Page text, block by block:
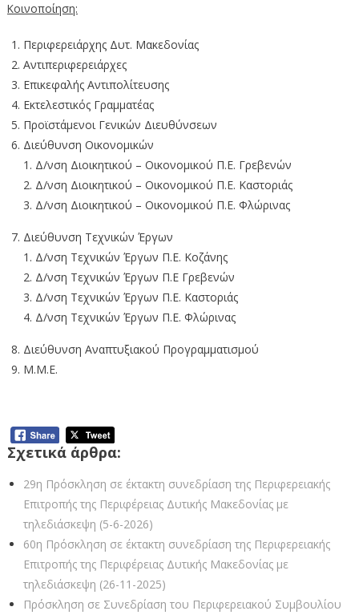
Κοινοποίηση:
Περιφερειάρχης Δυτ. Μακεδονίας
Αντιπεριφερειάρχες
Επικεφαλής Αντιπολίτευσης
Εκτελεστικός Γραμματέας
Προϊστάμενοι Γενικών Διευθύνσεων
Διεύθυνση Οικονομικών
Δ/νση Διοικητικού – Οικονομικού Π.Ε. Γρεβενών
Δ/νση Διοικητικού – Οικονομικού Π.Ε. Καστοριάς
Δ/νση Διοικητικού – Οικονομικού Π.Ε. Φλώρινας
Διεύθυνση Τεχνικών Έργων
Δ/νση Τεχνικών Έργων Π.Ε. Κοζάνης
Δ/νση Τεχνικών Έργων Π.Ε Γρεβενών
Δ/νση Τεχνικών Έργων Π.Ε. Καστοριάς
Δ/νση Τεχνικών Έργων Π.Ε. Φλώρινας
Διεύθυνση Αναπτυξιακού Προγραμματισμού
Μ.Μ.Ε.
Σχετικά άρθρα:
29η Πρόσκληση σε έκτακτη συνεδρίαση της Περιφερειακής
Επιτροπής της Περιφέρειας Δυτικής Μακεδονίας με
τηλεδιάσκεψη (5-6-2026)
60η Πρόσκληση σε έκτακτη συνεδρίαση της Περιφερειακής
Επιτροπής της Περιφέρειας Δυτικής Μακεδονίας με
τηλεδιάσκεψη (26-11-2025)
Πρόσκληση σε Συνεδρίαση του Περιφερειακού Συμβουλίου